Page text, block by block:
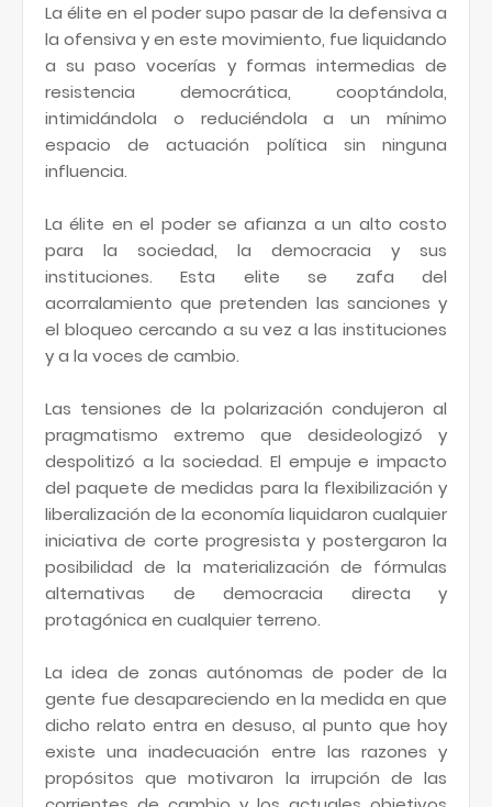
La élite en el poder supo pasar de la defensiva a
la ofensiva y en este movimiento, fue liquidando
a su paso vocerías y formas intermedias de
resistencia democrática, cooptándola,
intimidándola o reduciéndola a un mínimo
espacio de actuación política sin ninguna
influencia.
La élite en el poder se afianza a un alto costo
para la sociedad, la democracia y sus
instituciones. Esta elite se zafa del
acorralamiento que pretenden las sanciones y
el bloqueo cercando a su vez a las instituciones
y a la voces de cambio.
Las tensiones de la polarización condujeron al
pragmatismo extremo que desideologizó y
despolitizó a la sociedad. El empuje e impacto
del paquete de medidas para la flexibilización y
liberalización de la economía liquidaron cualquier
iniciativa de corte progresista y postergaron la
posibilidad de la materialización de fórmulas
alternativas de democracia directa y
protagónica en cualquier terreno.
La idea de zonas autónomas de poder de la
gente fue desapareciendo en la medida en que
dicho relato entra en desuso, al punto que hoy
existe una inadecuación entre las razones y
propósitos que motivaron la irrupción de las